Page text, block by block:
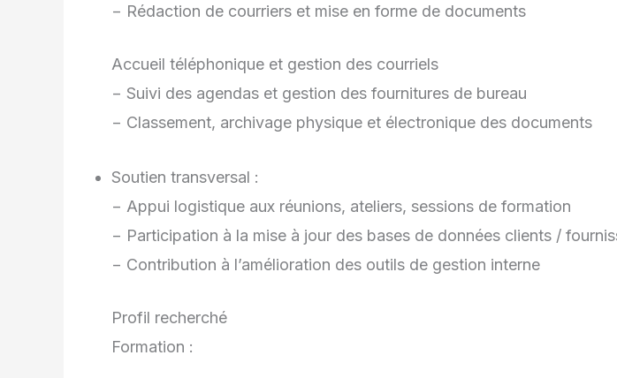
− Rédaction de courriers et mise en forme de documents
Accueil téléphonique et gestion des courriels
− Suivi des agendas et gestion des fournitures de bureau
− Classement, archivage physique et électronique des documents
Soutien transversal :
− Appui logistique aux réunions, ateliers, sessions de formation
− Participation à la mise à jour des bases de données clients /
− Contribution à l’amélioration des outils de gestion interne
Profil recherché
Formation :